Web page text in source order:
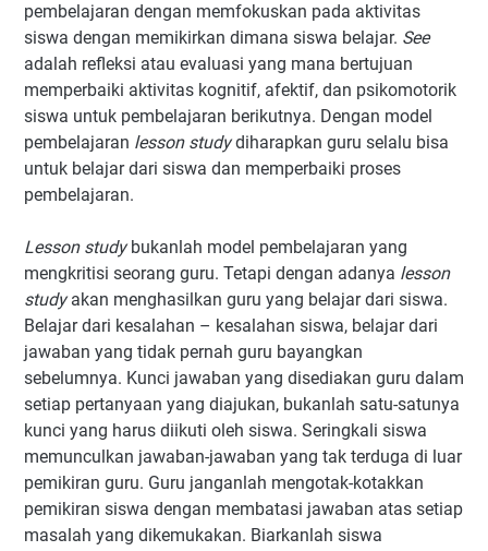
pembelajaran dengan memfokuskan pada aktivitas
siswa dengan memikirkan dimana siswa belajar. See
adalah refleksi atau evaluasi yang mana bertujuan
memperbaiki aktivitas kognitif, afektif, dan psikomotorik
siswa untuk pembelajaran berikutnya. Dengan model
pembelajaran lesson studydiharapkan guru selalu bisa
untuk belajar dari siswa dan memperbaiki proses
pembelajaran.
Lesson studybukanlah model pembelajaran yang
mengkritisi seorang guru. Tetapi dengan adanya lesson
studyakan menghasilkan guru yang belajar dari siswa.
Belajar dari kesalahan – kesalahan siswa, belajar dari
jawaban yang tidak pernah guru bayangkan
sebelumnya. Kunci jawaban yang disediakan guru dalam
setiap pertanyaan yang diajukan, bukanlah satu-satunya
kunci yang harus diikuti oleh siswa. Seringkali siswa
memunculkan jawaban-jawaban yang tak terduga di luar
pemikiran guru. Guru janganlah mengotak-kotakkan
pemikiran siswa dengan membatasi jawaban atas setiap
masalah yang dikemukakan. Biarkanlah siswa